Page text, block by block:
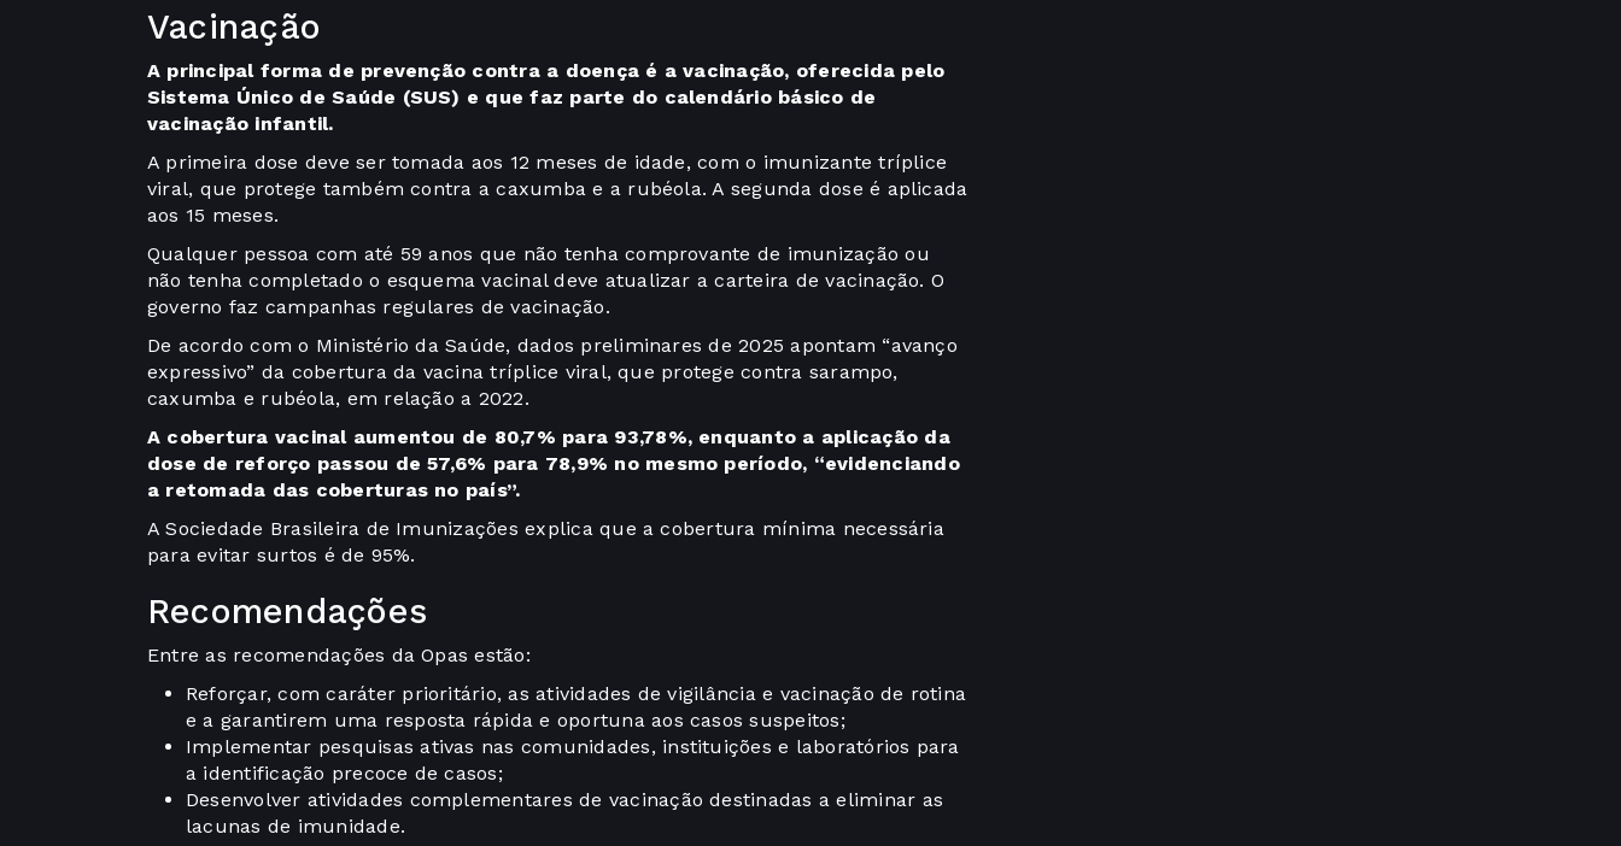
Vacinação
A principal forma de prevenção contra a doença é a vacinação, oferecida pelo
Sistema Único de Saúde (SUS) e que faz parte do calendário básico de
vacinação infantil.
A primeira dose deve ser tomada aos 12 meses de idade, com o imunizante tríplice
viral, que protege também contra a caxumba e a rubéola. A segunda dose é aplicada
aos 15 meses.
Qualquer pessoa com até 59 anos que não tenha comprovante de imunização ou
não tenha completado o esquema vacinal deve atualizar a carteira de vacinação. O
governo faz campanhas regulares de vacinação.
De acordo com o Ministério da Saúde, dados preliminares de 2025 apontam “avanço
expressivo” da cobertura da vacina tríplice viral, que protege contra sarampo,
caxumba e rubéola, em relação a 2022.
A cobertura vacinal aumentou de 80,7% para 93,78%, enquanto a aplicação da
dose de reforço passou de 57,6% para 78,9% no mesmo período, “evidenciando
a retomada das coberturas no país”.
A Sociedade Brasileira de Imunizações explica que a cobertura mínima necessária
para evitar surtos é de 95%.
Recomendações
Entre as recomendações da Opas estão:
Reforçar, com caráter prioritário, as atividades de vigilância e vacinação de rotina
e a garantirem uma resposta rápida e oportuna aos casos suspeitos;
Implementar pesquisas ativas nas comunidades, instituições e laboratórios para
a identificação precoce de casos;
Desenvolver atividades complementares de vacinação destinadas a eliminar as
lacunas de imunidade.